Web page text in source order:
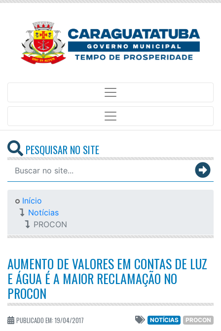
PESQUISAR NO SITE
Início
Notícias
PROCON
AUMENTO DE VALORES EM CONTAS DE LUZ
E ÁGUA É A MAIOR RECLAMAÇÃO NO
PROCON
PUBLICADO EM: 19/04/2017 NOTÍCIAS PROCON